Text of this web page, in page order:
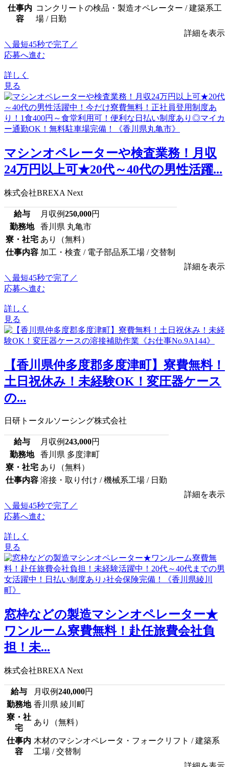
仕事内
容
コンクリートの検品・製造オペレーター / 建築系工
場 / 日勤
詳細を表示
＼最短45秒で完了／
応募へ進む
詳しく
見る
マシンオペレーターや検査業務！月収
24万円以上可★20代～40代の男性活躍...
株式会社BREXA Next
給与 月収例250,000円
勤務地
香川県 丸亀市
寮・社宅 あり（無料）
仕事内容 加工・検査 / 電子部品系工場 / 交替制
詳細を表示
＼最短45秒で完了／
応募へ進む
詳しく
見る
【香川県仲多度郡多度津町】寮費無料！
土日祝休み！未経験OK！変圧器ケース
の...
日研トータルソーシング株式会社
給与 月収例243,000円
勤務地
香川県 多度津町
寮・社宅 あり（無料）
仕事内容 溶接・取り付け / 機械系工場 / 日勤
詳細を表示
＼最短45秒で完了／
応募へ進む
詳しく
見る
窓枠などの製造マシンオペレーター★
ワンルーム寮費無料！赴任旅費会社負
担！未...
株式会社BREXA Next
給与 月収例240,000円
勤務地 香川県 綾川町
寮・社
宅
あり（無料）
仕事内
容
木材のマシンオペレータ・フォークリフト / 建築系
工場 / 交替制